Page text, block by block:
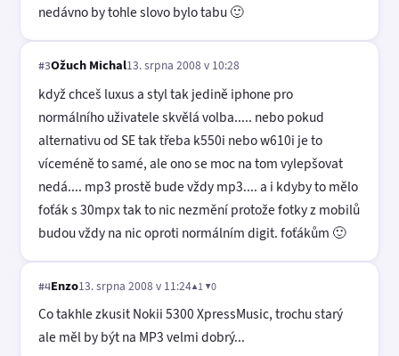
nedávno by tohle slovo bylo tabu 🙂
#3Ožuch Michal13. srpna 2008 v 10:28
když chceš luxus a styl tak jedině iphone pro
normálního uživatele skvělá volba..... nebo pokud
alternativu od SE tak třeba k550i nebo w610i je to
víceméně to samé, ale ono se moc na tom vylepšovat
nedá.... mp3 prostě bude vždy mp3.... a i kdyby to mělo
foťák s 30mpx tak to nic nezmění protože fotky z mobilů
budou vždy na nic oproti normálním digit. foťákům 🙂
#4Enzo13. srpna 2008 v 11:24▲1 ▼0
Co takhle zkusit Nokii 5300 XpressMusic, trochu starý
ale měl by být na MP3 velmi dobrý...